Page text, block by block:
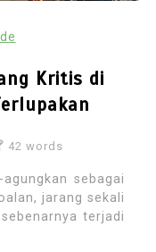
Kritis di
42 words
sebagai
jarang sekali
terjadi